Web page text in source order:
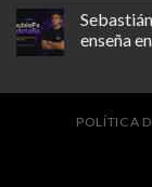
enseña
POLÍTICA